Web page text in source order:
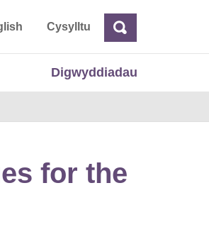
CysylltuChwilio
Digwyddiadau
for the